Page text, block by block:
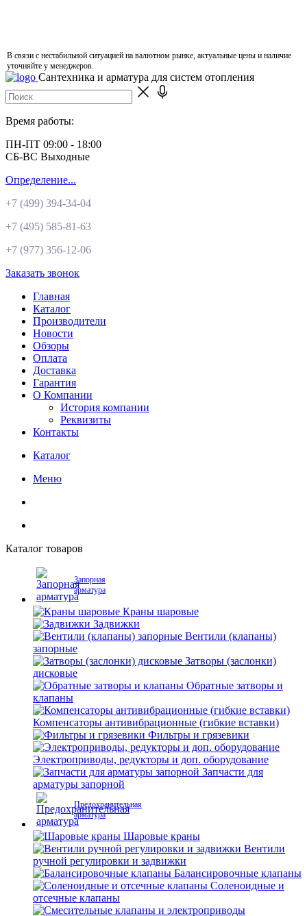
В связи с нестабильной ситуацией на валютном рынке, актуальные цены и наличие
уточняйте у менеджеров.
Сантехника и арматура для систем отопления
Время работы:
ПН-ПТ 09:00 - 18:00
СБ-ВС Выходные
Определение...
+7 (499) 394-34-04
+7 (495) 585-81-63
+7 (977) 356-12-06
Заказать звонок
Главная
Каталог
Производители
Новости
Обзоры
Оплата
Доставка
Гарантия
О Компании
История компании
Реквизиты
Контакты
Каталог
Меню
Каталог товаров
Запорная
арматура
Краны шаровые
Задвижки
Вентили (клапаны)
запорные
Затворы (заслонки)
дисковые
Обратные затворы и
клапаны
Компенсаторы антивибрационные (гибкие вставки)
Фильтры и грязевики
Электроприводы, редукторы и доп. оборудование
Запчасти для
арматуры запорной
Предохранительная
арматура
Шаровые краны
Вентили
ручной регулировки и задвижки
Балансировочные клапаны
Соленоидные и
отсечные клапаны